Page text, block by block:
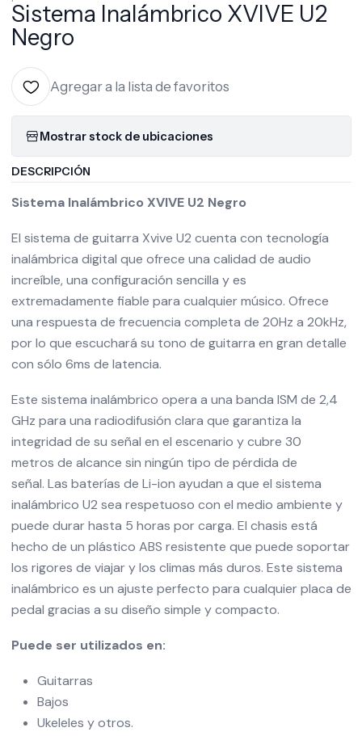
Sistema Inalámbrico XVIVE U2
Negro
Agregar a la lista de favoritos
Mostrar stock de ubicaciones
DESCRIPCIÓN
Sistema Inalámbrico XVIVE U2 Negro
El sistema de guitarra Xvive U2 cuenta con tecnología
inalámbrica digital que ofrece una calidad de audio
increíble, una configuración sencilla y es
extremadamente fiable para cualquier músico. Ofrece
una respuesta de frecuencia completa de 20Hz a 20kHz,
por lo que escuchará su tono de guitarra en gran detalle
con sólo 6ms de latencia.
Este sistema inalámbrico opera a una banda ISM de 2,4
GHz para una radiodifusión clara que garantiza la
integridad de su señal en el escenario y cubre 30
metros de alcance sin ningún tipo de pérdida de
señal. Las baterías de Li-ion ayudan a que el sistema
inalámbrico U2 sea respetuoso con el medio ambiente y
puede durar hasta 5 horas por carga. El chasis está
hecho de un plástico ABS resistente que puede soportar
los rigores de viajar y los climas más duros. Este sistema
inalámbrico es un ajuste perfecto para cualquier placa de
pedal gracias a su diseño simple y compacto.
Puede ser utilizados en:
Guitarras
Bajos
Ukeleles y otros.